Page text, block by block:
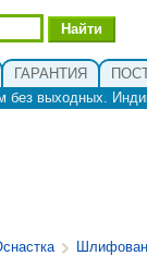
ГАРАНТИЯ
без выходных.